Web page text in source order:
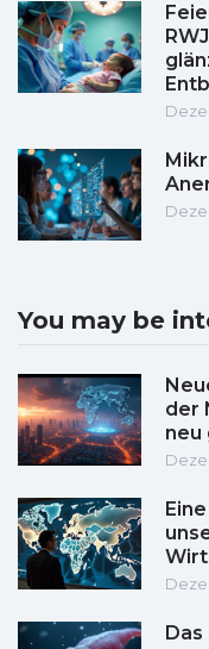
You may be
der
neu